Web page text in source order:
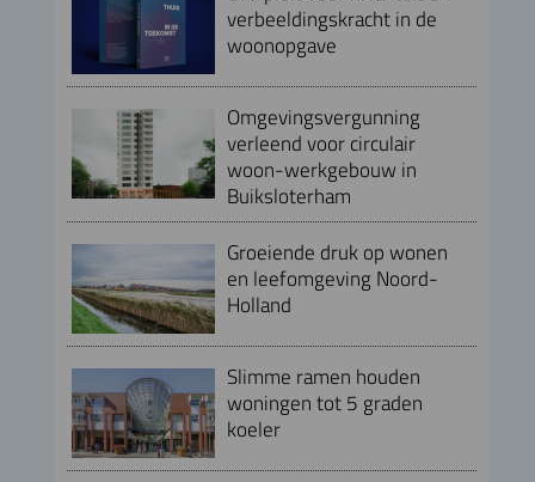
verbeeldingskracht in de
woonopgave
Omgevingsvergunning
verleend voor circulair
woon-werkgebouw in
Buiksloterham
Groeiende druk op wonen
en leefomgeving Noord-
Holland
Slimme ramen houden
woningen tot 5 graden
koeler